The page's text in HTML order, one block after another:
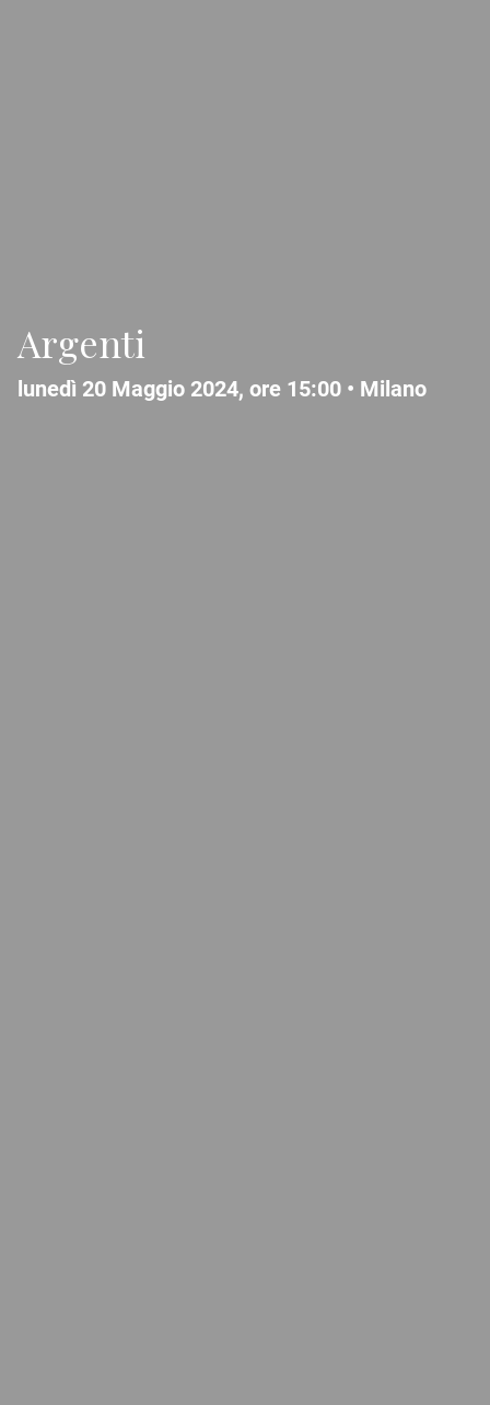
Argenti
lunedì 20 Maggio 2024, ore 15:00 • Milano